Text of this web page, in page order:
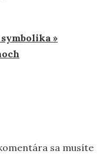
»
sa musíte